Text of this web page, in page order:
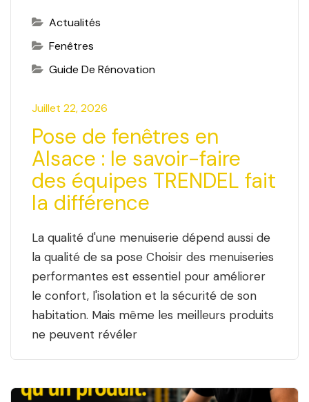
Actualités
Fenêtres
Guide De Rénovation
Juillet 22, 2026
Pose de fenêtres en
Alsace : le savoir-faire
des équipes TRENDEL fait
la différence
La qualité d'une menuiserie dépend aussi de
la qualité de sa pose Choisir des menuiseries
performantes est essentiel pour améliorer
le confort, l'isolation et la sécurité de son
habitation. Mais même les meilleurs produits
ne peuvent révéler